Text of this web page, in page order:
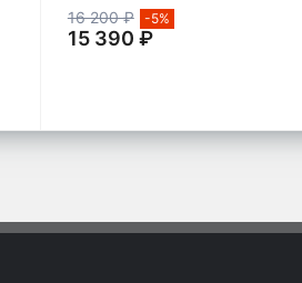
16 200 ₽ -5%
15 390 ₽